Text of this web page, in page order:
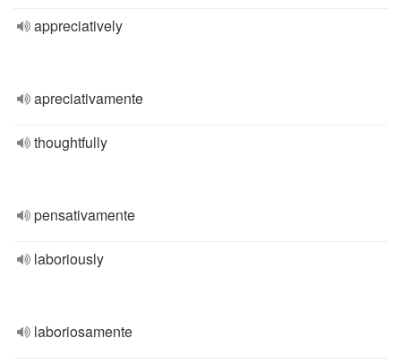
appreciatively
apreciativamente
thoughtfully
pensativamente
laboriously
laboriosamente